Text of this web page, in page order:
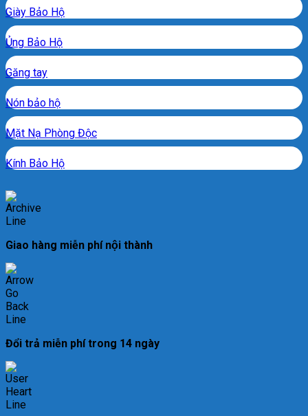
Giày Bảo Hộ
Ủng Bảo Hộ
Găng tay
Nón bảo hộ
Mặt Nạ Phòng Độc
Kính Bảo Hộ
Giao hàng miễn phí nội thành
Đổi trả miễn phí trong 14 ngày